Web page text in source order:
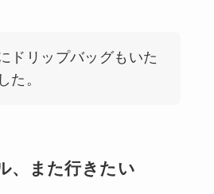
ドリップバッグもいた
た。
、また行きたい